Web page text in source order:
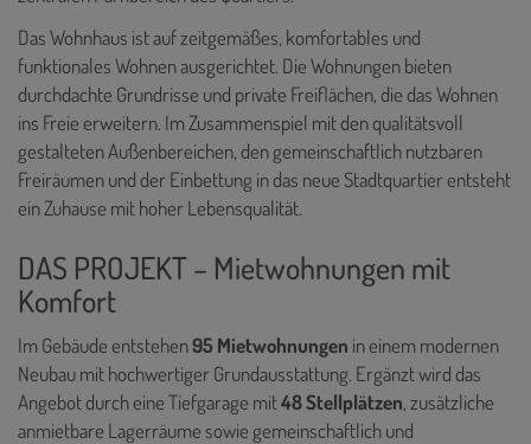
Das Wohnhaus ist auf zeitgemäßes, komfortables und
funktionales Wohnen ausgerichtet. Die Wohnungen bieten
durchdachte Grundrisse und private Freiflächen, die das Wohnen
ins Freie erweitern. Im Zusammenspiel mit den qualitätsvoll
gestalteten Außenbereichen, den gemeinschaftlich nutzbaren
Freiräumen und der Einbettung in das neue Stadtquartier entsteht
ein Zuhause mit hoher Lebensqualität.
DAS PROJEKT – Mietwohnungen mit
Komfort
Im Gebäude entstehen95 Mietwohnungen in einem modernen
Neubau mit hochwertiger Grundausstattung. Ergänzt wird das
Angebot durch eine Tiefgarage mit48 Stellplätzen, zusätzliche
anmietbare Lagerräume sowie gemeinschaftlich und